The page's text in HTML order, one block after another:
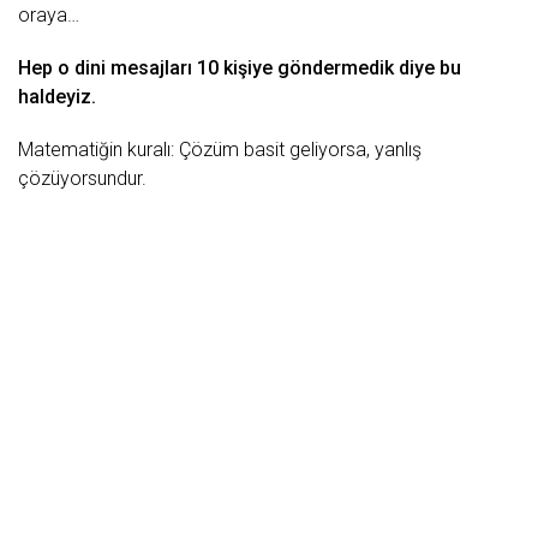
oraya…
Hep o dini mesajları 10 kişiye göndermedik diye bu
haldeyiz.
Matematiğin kuralı: Çözüm basit geliyorsa, yanlış
çözüyorsundur.